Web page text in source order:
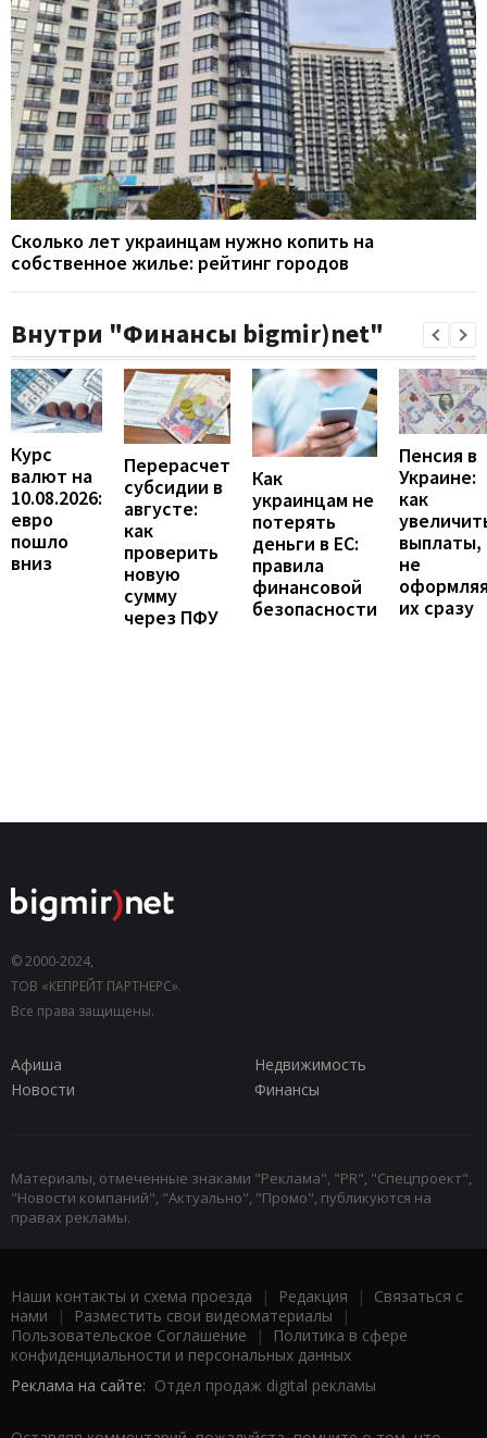
Сколько лет украинцам нужно копить на
собственное жилье: рейтинг городов
Внутри "Финансы bigmir)net"
Курс
валют на
10.08.2026:
евро
пошло
вниз
Перерасчет
субсидии в
августе:
как
проверить
новую
сумму
через ПФУ
Как
украинцам не
потерять
деньги в ЕС:
правила
финансовой
безопасности
Пенсия в
Украине:
как
выплаты,
не
их сразу
© 2000-2024,
ТОВ «КЕПРЕЙТ ПАРТНЕРС».
Все права защищены.
Афиша
Недвижимость
Новости
Финансы
Материалы, отмеченные знаками "Реклама", "PR", "Спецпроект",
"Новости компаний", "Актуально", "Промо", публикуются на
правах рекламы.
Наши контакты и схема проезда | Редакция | Связаться с
нами | Разместить свои видеоматериалы |
Пользовательское Соглашение |
Политика в сфере
конфиденциальности и персональных данных
Реклама на сайте: Отдел продаж digital рекламы